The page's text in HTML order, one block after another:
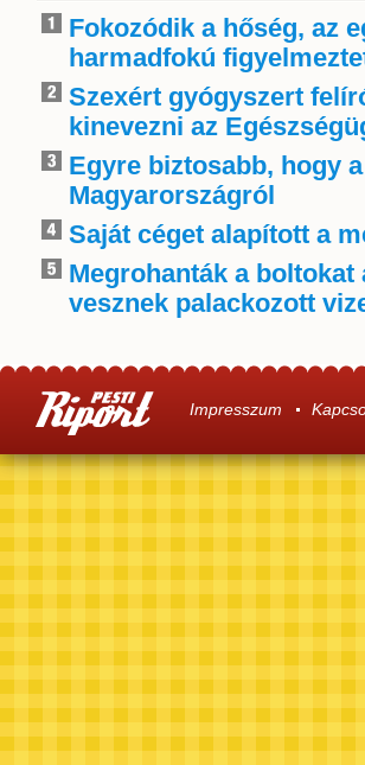
Fokozódik a hőség, az
harmadfokú
Szexért gyógyszert
kinevezni az
Egyre biztosabb, hogy
Magyarországról
Saját céget alapított a
Megrohanták a
vesznek palackozott
Impresszum